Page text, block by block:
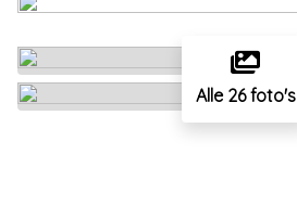
Alle 26 foto's